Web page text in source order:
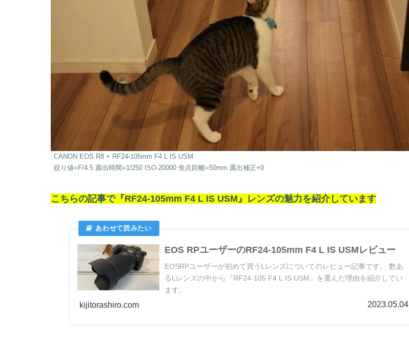
CANON EOS R8 + RF24-105mm F4 L IS USM
絞り値=F/4.5 露出時間=1/250 ISO-20000 焦点距離=50mm 露出補正+0
こちらの記事で『RF24-105mm F4 L IS USM』レンズの魅力を紹介しています
EOS RPユーザーのRF24-105mm F4 L IS USMレビュー
EOSRPユーザーが初めて買うLレンズについてのレビュー記事です。 数あ
るLレンズの中から『RF24-105 F4 L IS USM』を選んだ理由を紹介してい
ます。
kijitorashiro.com 2023.05.04